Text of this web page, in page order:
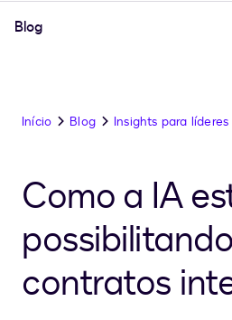
Blog
Início Blog Insights para líderes
Como a IA
possibilitando
contratos